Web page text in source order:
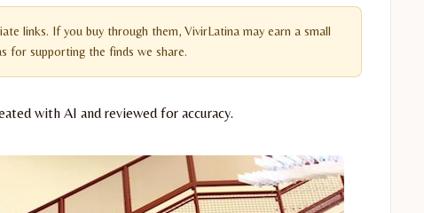
links. If you buy through them, VivirLatina may earn a small
for supporting the finds we share.
with AI and reviewed for accuracy.